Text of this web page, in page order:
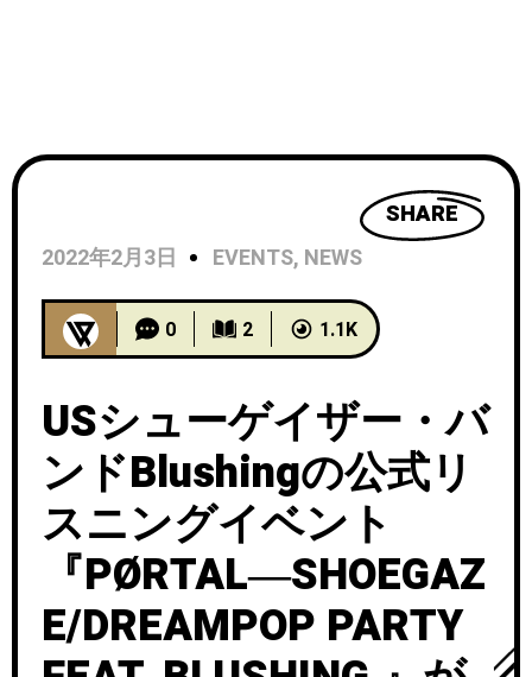
SHARE
2022年2月3日
EVENTS, NEWS
0 2 1.1K
USシューゲイザー・バ
ンドBlushingの公式リ
スニングイベント
『PØRTAL―SHOEGAZ
E/DREAMPOP PARTY